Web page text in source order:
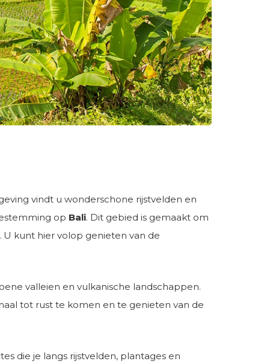
vindt u wonderschone rijstvelden en
op Bali. Dit gebied is gemaakt om
kunt hier volop genieten van de
valleien en vulkanische landschappen.
tot rust te komen en te genieten van de
die je langs rijstvelden, plantages en